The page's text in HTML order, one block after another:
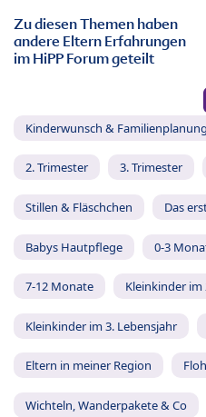
Zu diesen Themen haben
andere Eltern Erfahrungen
im HiPP Forum geteilt
Kinderwunsch & Familienplanung
2. Trimester 3. Trimester
Stillen & Fläschchen Das
Babys Hautpflege 0-3
7-12 Monate Kleinkinder im
Kleinkinder im 3. Lebensjahr
Eltern in meiner Region
Wichteln, Wanderpakete & Co